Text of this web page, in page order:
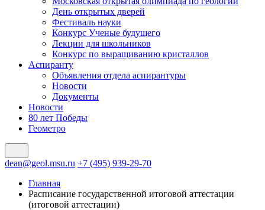
День открытых дверей
Фестиваль науки
Конкурс Ученые будущего
Лекции для школьников
Конкурс по выращиванию кристаллов
Аспиранту
Объявления отдела аспирантуры
Новости
Документы
Новости
80 лет Победы
Геометро
dean@geol.msu.ru +7 (495) 939-29-70
Главная
Расписание государственной итоговой аттестации
(итоговой аттестации)